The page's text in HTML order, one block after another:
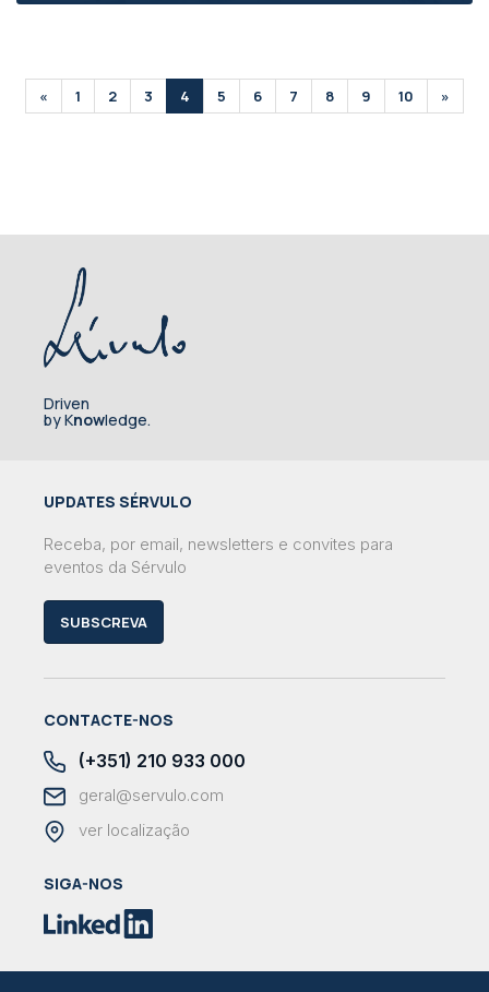
« 1 2 3 4 5 6 7 8 9 10 »
Driven
by Knowledge.
UPDATES SÉRVULO
Receba, por email, newsletters e convites para
eventos da Sérvulo
SUBSCREVA
CONTACTE-NOS
(+351) 210 933 000
geral@servulo.com
ver localização
SIGA-NOS